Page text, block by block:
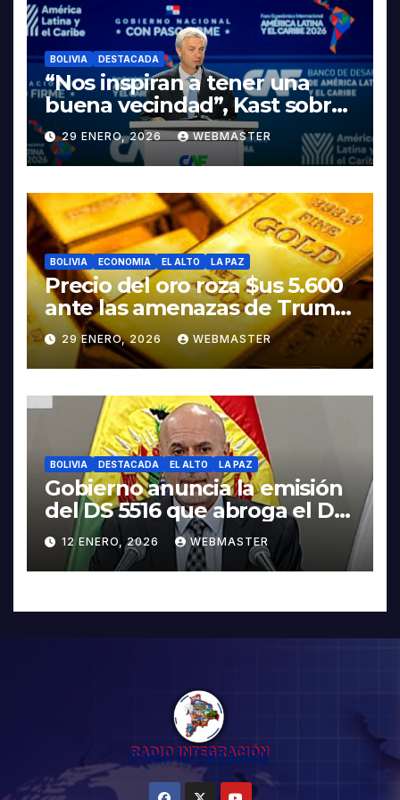
BOLIVIA DESTACADA
“Nos inspiran a tener una
buena vecindad”, Kast sobre
discurso del presidente
Rodrigo Paz
29 ENERO, 2026 WEBMASTER
BOLIVIA ECONOMIA EL ALTO LA PAZ
Precio del oro roza $us 5.600
ante las amenazas de Trump
contra Irán
29 ENERO, 2026 WEBMASTER
BOLIVIA DESTACADA EL ALTO LA PAZ
Gobierno anuncia la emisión
del DS 5516 que abroga el DS
5503
12 ENERO, 2026 WEBMASTER